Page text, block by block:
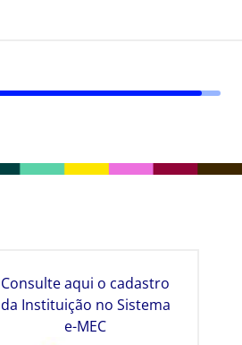
Consulte aqui o cadastro
da Instituição no Sistema
e-MEC